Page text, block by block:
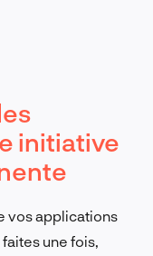
initiative
vos applications
une fois,